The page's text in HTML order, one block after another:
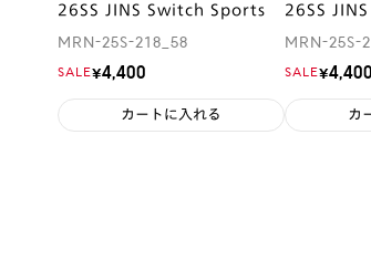
26SS JINS Switch Sports
MRN-25S-218_58
SALE¥4,400
26SS
MRN-25S-
SALE¥4,400